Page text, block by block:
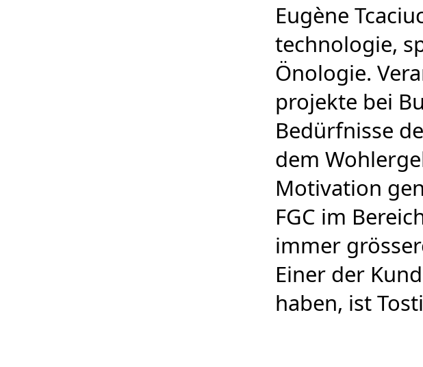
Eugène
technologie,
Önologie.
projekte bei
Bedürfnisse
dem
Motivation
FGC im
immer
Einer der
haben, ist